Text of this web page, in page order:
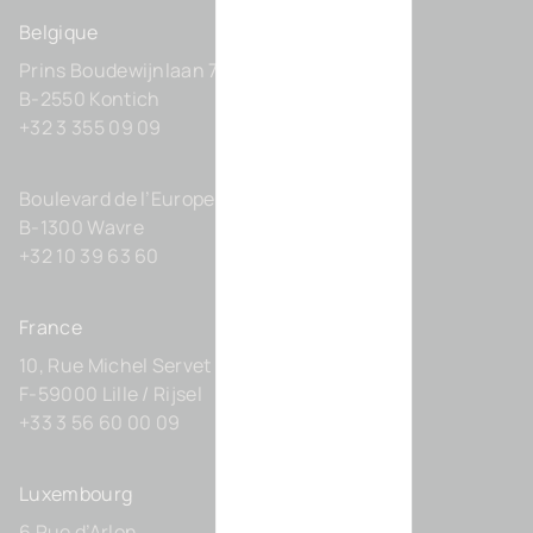
Belgique
Prins Boudewijnlaan 7 C0201
B-2550 Kontich
+32 3 355 09 09
Boulevard de l’Europe 131-D21
B-1300 Wavre
+32 10 39 63 60
France
10, Rue Michel Servet
F-59000 Lille / Rijsel
+33 3 56 60 00 09
Luxembourg